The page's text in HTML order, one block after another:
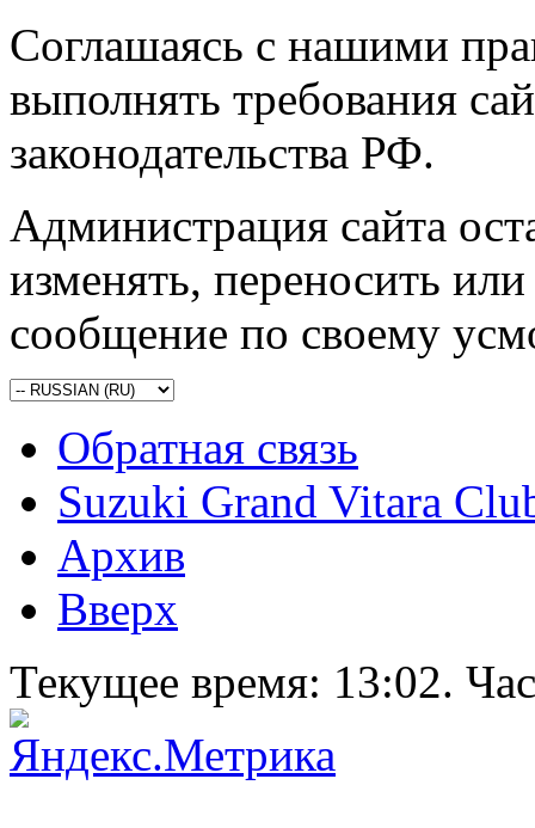
Соглашаясь с нашими
выполнять требования
законодательства РФ.
Администрация сайта
изменять, переносить
сообщение по своему
Обратная связь
Suzuki Grand Vitara
Архив
Вверх
Текущее время: 13:02.